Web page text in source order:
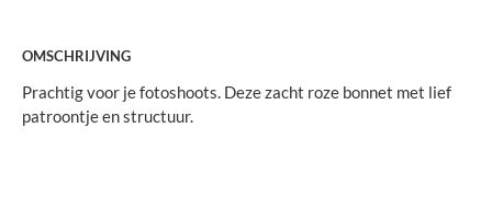
OMSCHRIJVING
Prachtig voor je fotoshoots. Deze zacht roze bonnet met lief
patroontje en structuur.